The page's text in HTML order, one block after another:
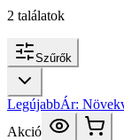
2 találatok
Szűrők
LegújabbÁr:
Akció